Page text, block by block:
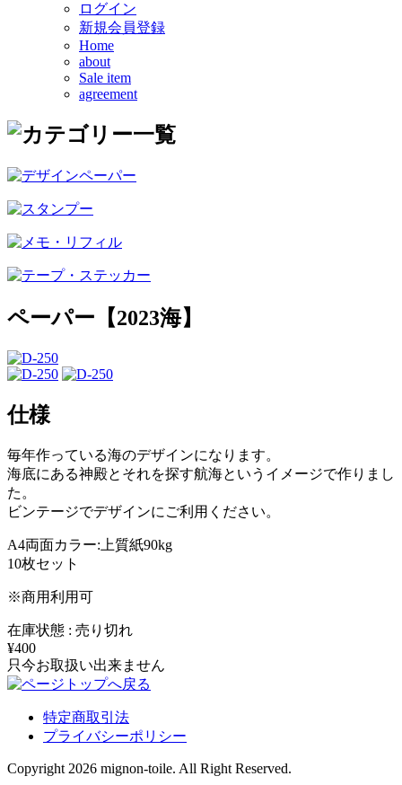
ログイン
新規会員登録
Home
about
Sale item
agreement
ペーパー【2023海】
仕様
毎年作っている海のデザインになります。
海底にある神殿とそれを探す航海というイメージで作りまし
た。
ビンテージでデザインにご利用ください。
A4両面カラー:上質紙90kg
10枚セット
※商用利用可
在庫状態 : 売り切れ
¥400
只今お取扱い出来ません
特定商取引法
プライバシーポリシー
Copyright 2026 mignon-toile. All Right Reserved.